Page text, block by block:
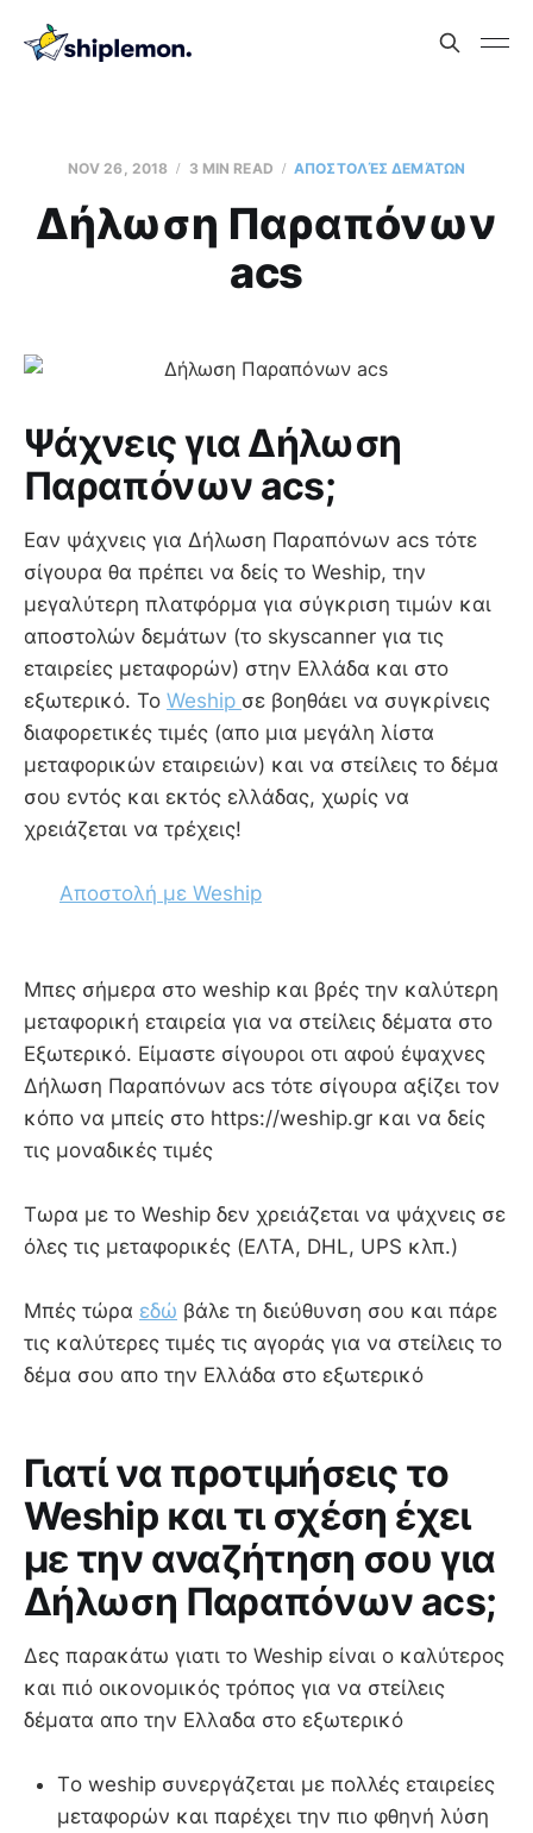
NOV 26, 2018 3 MIN READ AΠΟΣΤΟΛΈΣ ΔΕΜΆΤΩΝ
Δήλωση Παραπόνων
acs
Ψάχνεις για Δήλωση
Παραπόνων acs;
Εαν ψάχνεις για Δήλωση Παραπόνων acs τότε
σίγουρα θα πρέπει να δείς το Weship, την
μεγαλύτερη πλατφόρμα για σύγκριση τιμών και
αποστολών δεμάτων (το skyscanner για τις
εταιρείες μεταφορών) στην Ελλάδα και στο
εξωτερικό. Το Weship σε βοηθάει να συγκρίνεις
διαφορετικές τιμές (απο μια μεγάλη λίστα
μεταφορικών εταιρειών) και να στείλεις το δέμα
σου εντός και εκτός ελλάδας, χωρίς να
χρειάζεται να τρέχεις!
Αποστολή με Weship
Mπες σήμερα στο weship και βρές την καλύτερη
μεταφορική εταιρεία για να στείλεις δέματα στο
Εξωτερικό. Είμαστε σίγουροι οτι αφού έψαχνες
Δήλωση Παραπόνων acs τότε σίγουρα αξίζει τον
κόπο να μπείς στο https://weship.gr και να δείς
τις μοναδικές τιμές
Τωρα με το Weship δεν χρειάζεται να ψάχνεις σε
όλες τις μεταφορικές (ΕΛΤΑ, DHL, UPS κλπ.)
Μπές τώρα εδώ βάλε τη διεύθυνση σου και πάρε
τις καλύτερες τιμές τις αγοράς για να στείλεις το
δέμα σου απο την Ελλάδα στο εξωτερικό
Γιατί να προτιμήσεις το
Weship και τι σχέση έχει
με την αναζήτηση σου για
Δήλωση Παραπόνων acs;
Δες παρακάτω γιατι το Weship είναι ο καλύτερος
και πιό οικονομικός τρόπος για να στείλεις
δέματα απο την Ελλαδα στο εξωτερικό
Τo weship συνεργάζεται με πολλές εταιρείες
μεταφορών και παρέχει την πιο φθηνή λύση